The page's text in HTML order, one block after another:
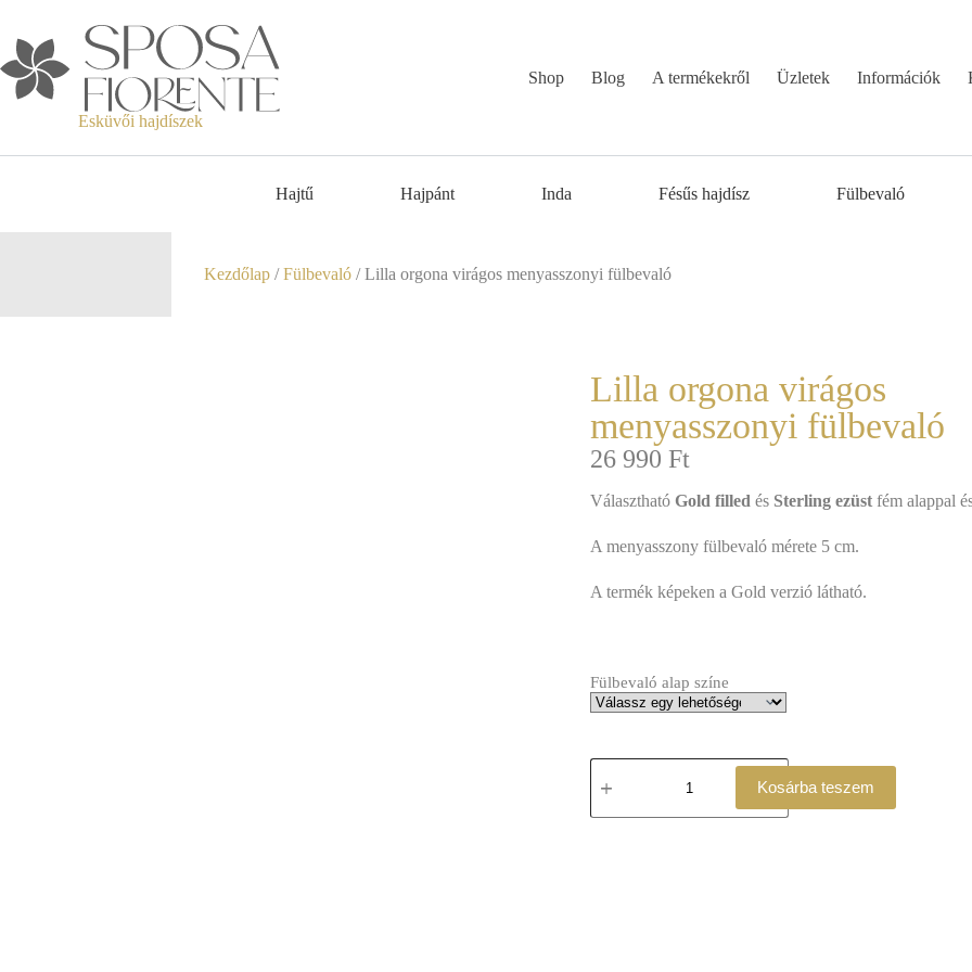
Esküvői hajdíszek
Shop Blog A termékekről Üzletek Információk
Hajtű Hajpánt Inda Fésűs hajdísz Fülbevaló
Kezdőlap /Fülbevaló / Lilla orgona virágos menyasszonyi fülbevaló
Lilla orgona virágos
menyasszonyi fülbevaló
26 990Ft
VálaszthatóGold filled és Sterling ezüst fém alappal
A menyasszony fülbevaló mérete 5 cm.
A termék képeken a Gold verzió látható.
Fülbevaló alap színe
Kosárba teszem